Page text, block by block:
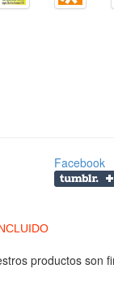
Facebook
productos son